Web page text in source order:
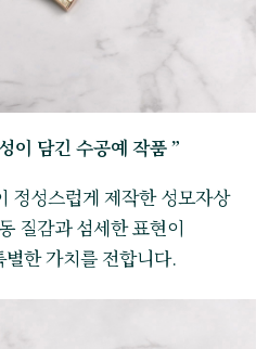
이 담긴 수공예 작품 ”
정성스럽게 제작한 성모자상
질감과 섬세한 표현이
한 가치를 전합니다.